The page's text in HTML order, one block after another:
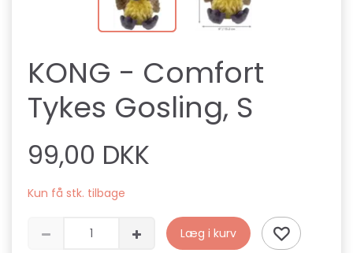
KONG - Comfort
Tykes Gosling, S
99,00 DKK
Kun få stk. tilbage
Læg i kurv